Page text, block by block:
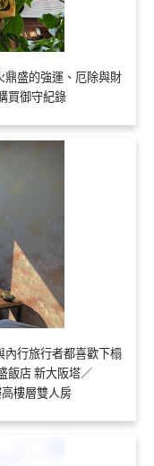
鼎盛的強運、厄除與財
買御守紀錄
內行旅行者都喜歡下榻
飯店 新大阪塔／
樓層雙人房